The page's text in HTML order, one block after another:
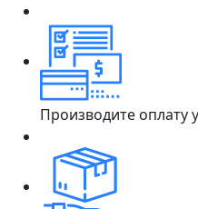
Производите